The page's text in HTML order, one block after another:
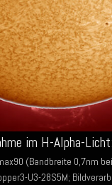
im H-Alpha-Licht:
(Bandbreite 0,7nm
U3-28S5M;